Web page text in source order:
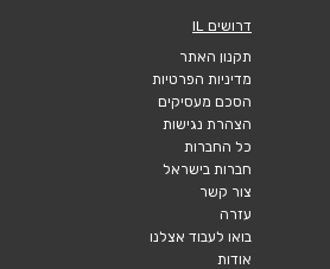
דרושים IL
תקנון האתר
מדיניות הפרטיות
הסכם מעסיקים
הצהרת נגישות
כל החברות
חברות בישראל
צור קשר
עזרה
בואו לעבוד אצלנו
אודות